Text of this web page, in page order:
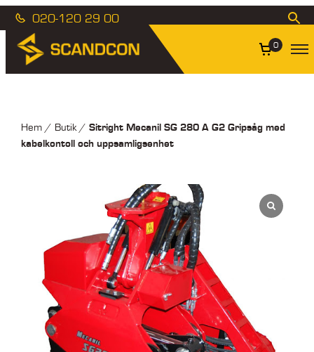
020-120 29 00
0
Hem/ Butik/ Sitright Mecanil SG 280 A G2 Gripsåg med
kabelkontoll och uppsamligsenhet